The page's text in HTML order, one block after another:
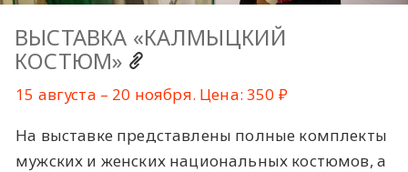
ВЫСТАВКА «КАЛМЫЦКИЙ
КОСТЮМ»
15 августа – 20 ноября. Цена: 350 ₽
На выставке представлены полные комплекты
мужских и женских национальных костюмов, а